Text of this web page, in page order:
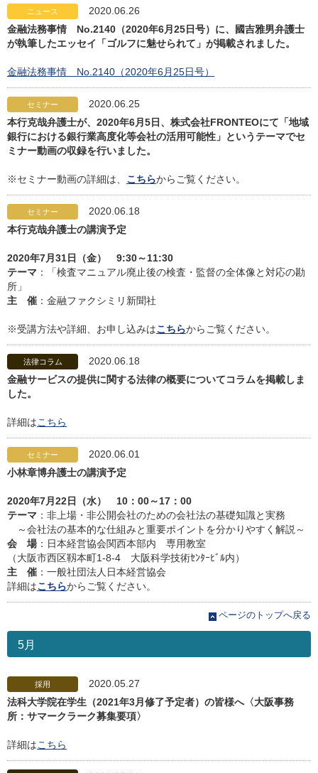
ニュース
2020.06.26
金融法務事情 No.2140（2020年6月25日号）に、國吉雅男弁護士
が執筆したエッセイ「ゴルフに魅せられて」が掲載されました。
金融法務事情 No.2140（2020年6月25日号）
セミナー
2020.06.25
本行克哉弁護士が、2020年6月5日、株式会社FRONTEOにて「地域
銀行における銀行業高度化等会社の活用可能性」というテーマでセ
ミナー動画の収録を行いました。
※セミナー動画の詳細は、 こちらからご覧ください。
セミナー
2020.06.18
本行克哉弁護士の講演予定
2020年7月31日（金） 9:30～11:30
テーマ ：「検査マニュアル廃止後の検査・監督の全体像と対応の勘
所」
主 催 ：金融ファクシミリ新聞社
※受講方法や詳細、お申し込みはこちらからご覧ください。
法律コラム
2020.06.18
金融サービスの提供に関する法律の概要についてコラムを掲載しま
した。
詳細はこちら
セミナー
2020.06.01
小林章博弁護士の講演予定
2020年7月22日（水） 10：00～17：00
テーマ ：非上場・非公開会社のための会社法の基礎知識と実務
～会社法の基本的な仕組みと重要ポイントを分かりやすく解説～
会 場：日本経営協会関西本部内 専用教室
（大阪市西区靱本町1-8-4 大阪科学技術ｾﾝﾀｰﾋﾞﾙ内）
主 催 ：一般社団法人日本経営協会
詳細はこちらからご覧ください。
ページのトップへ戻る
5月
採用
2020.05.27
法科大学院在学生（2021年3月修了予定者）の皆様へ〈大阪事務
所：サマークラーク募集要項〉
詳細はこちら